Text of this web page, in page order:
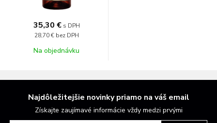
35,30 € s DPH
28,70 € bez DPH
Na objednávku
Najdôležitejšie novinky priamo na váš email
Získajte zaujímavé informácie vždy medzi prvými